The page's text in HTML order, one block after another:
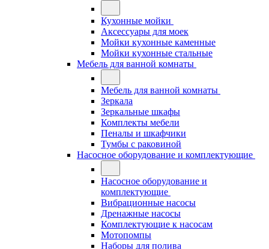
Кухонные мойки
Аксессуары для моек
Мойки кухонные каменные
Мойки кухонные стальные
Мебель для ванной комнаты
Мебель для ванной комнаты
Зеркала
Зеркальные шкафы
Комплекты мебели
Пеналы и шкафчики
Тумбы с раковиной
Насосное оборудование и комплектующие
Насосное оборудование и
комплектующие
Вибрационные насосы
Дренажные насосы
Комплектующие к насосам
Мотопомпы
Наборы для полива